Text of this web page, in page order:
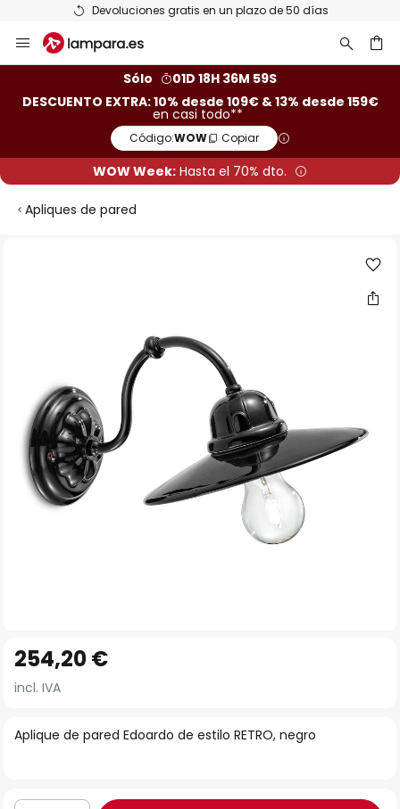
Devoluciones gratis en un plazo de 50 días
al
Sólo
01D 18H 36M 59S
DESCUENTO EXTRA: 10% desde 109€ & 13% desde 159€
en casi todo**
Código:WOW Copiar
WOW Week: Hasta el 70% dto.
Apliques de pared
imágenes
comienzo
imágenes
Aplique de pared Edoardo de estilo RETRO, negro
254,20 €
incl. IVA